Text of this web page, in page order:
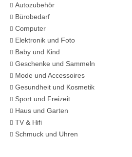
Autozubehör
Bürobedarf
Computer
Elektronik und Foto
Baby und Kind
Geschenke und Sammeln
Mode und Accessoires
Gesundheit und Kosmetik
Sport und Freizeit
Haus und Garten
TV & Hifi
Schmuck und Uhren